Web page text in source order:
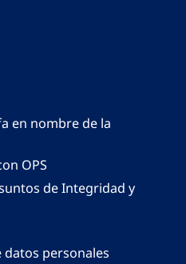
en nombre de la
OPS
de Integridad y
personales